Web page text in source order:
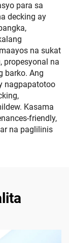
para sa
decking ay
na sukat
propesyonal na
barko. Ang
nagpapatotoo
Kasama
friendly,
na paglilinis